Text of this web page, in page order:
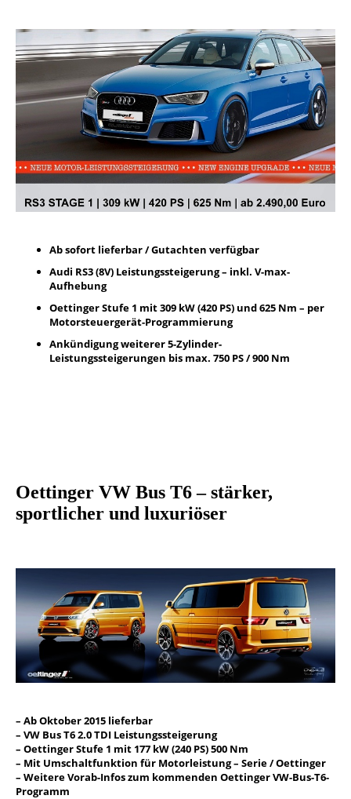
Ab sofort lieferbar / Gutachten verfügbar
Audi RS3 (8V) Leistungssteigerung – inkl. V-max-
Aufhebung
Oettinger Stufe 1 mit 309 kW (420 PS) und 625 Nm – per
Motorsteuergerät-Programmierung
Ankündigung weiterer 5-Zylinder-
Leistungssteigerungen bis max. 750 PS / 900 Nm
Oettinger VW Bus T6 – stärker,
sportlicher und luxuriöser
– Ab Oktober 2015 lieferbar
– VW Bus T6 2.0 TDI Leistungssteigerung
– Oettinger Stufe 1 mit 177 kW (240 PS) 500 Nm
– Mit Umschaltfunktion für Motorleistung – Serie / Oettinger
– Weitere Vorab-Infos zum kommenden Oettinger VW-Bus-T6-
Programm